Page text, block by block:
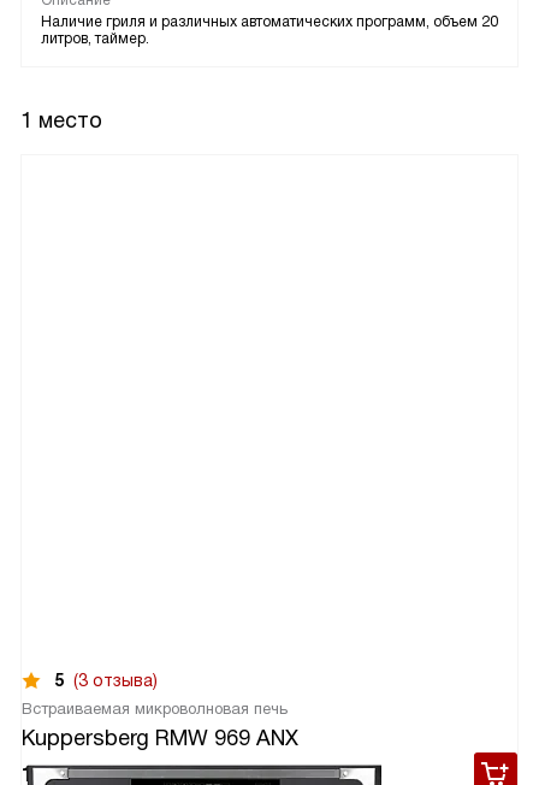
Наличие гриля и различных автоматических программ, объем 20
литров, таймер.
1 место
5 (3 отзыва)
Встраиваемая микроволновая печь
Kuppersberg RMW 969 ANX
141 600руб.